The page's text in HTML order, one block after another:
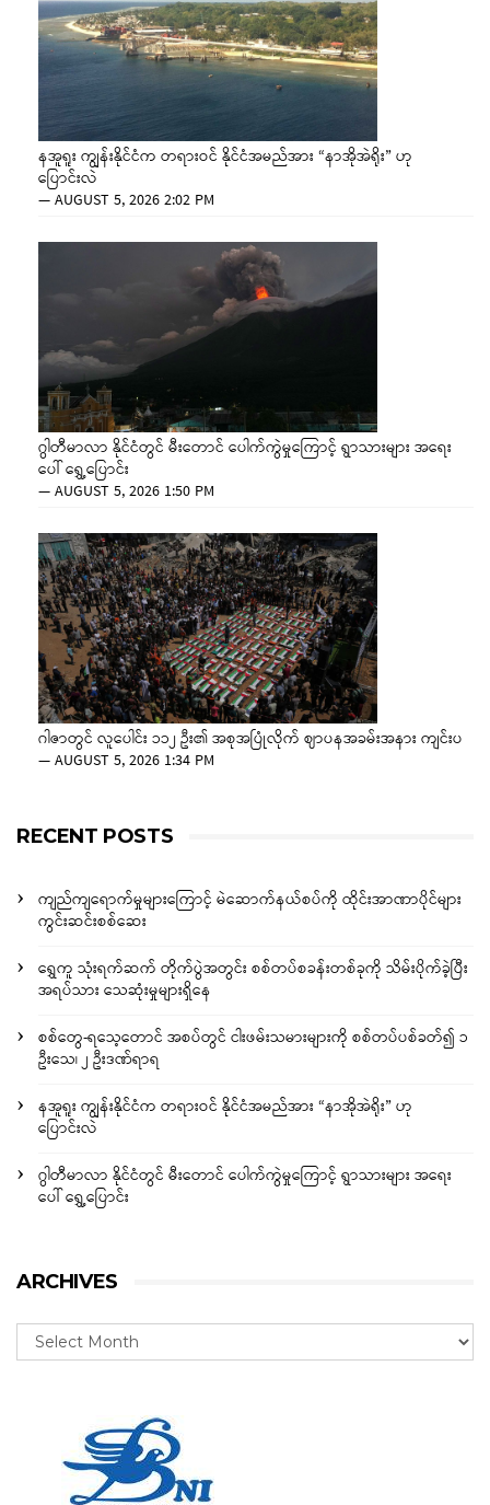
နအူရူး ကျွန်းနိုင်ငံက တရားဝင် နိုင်ငံအမည်အား “နာအိုအဲရိုး” ဟု
ပြောင်းလဲ
—AUGUST 5, 2026 2:02 PM
ဂွါတီမာလာ နိုင်ငံတွင် မီးတောင် ပေါက်ကွဲမှုကြောင့် ရွာသားများ အရေး
ပေါ် ရွှေ့ပြောင်း
—AUGUST 5, 2026 1:50 PM
ဂါဇာတွင် လူပေါင်း ၁၁၂ ဦး၏ အစုအပြုံလိုက် ဈာပနအခမ်းအနား ကျင်းပ
—AUGUST 5, 2026 1:34 PM
RECENT POSTS
ကျည်ကျရောက်မှုများကြောင့် မဲဆောက်နယ်စပ်ကို ထိုင်းအာဏာပိုင်များ
ကွင်းဆင်းစစ်ဆေး
ရွှေကူ သုံးရက်ဆက် တိုက်ပွဲအတွင်း စစ်တပ်စခန်းတစ်ခုကို သိမ်းပိုက်ခဲ့ပြီး
အရပ်သား သေဆုံးမှုများရှိနေ
စစ်တွေ-ရသေ့တောင် အစပ်တွင် ငါးဖမ်းသမားများကို စစ်တပ်ပစ်ခတ်၍ ၁
ဦးသေ၊ ၂ ဦးဒဏ်ရာရ
နအူရူး ကျွန်းနိုင်ငံက တရားဝင် နိုင်ငံအမည်အား “နာအိုအဲရိုး” ဟု
ပြောင်းလဲ
ဂွါတီမာလာ နိုင်ငံတွင် မီးတောင် ပေါက်ကွဲမှုကြောင့် ရွာသားများ အရေး
ပေါ် ရွှေ့ပြောင်း
ARCHIVES